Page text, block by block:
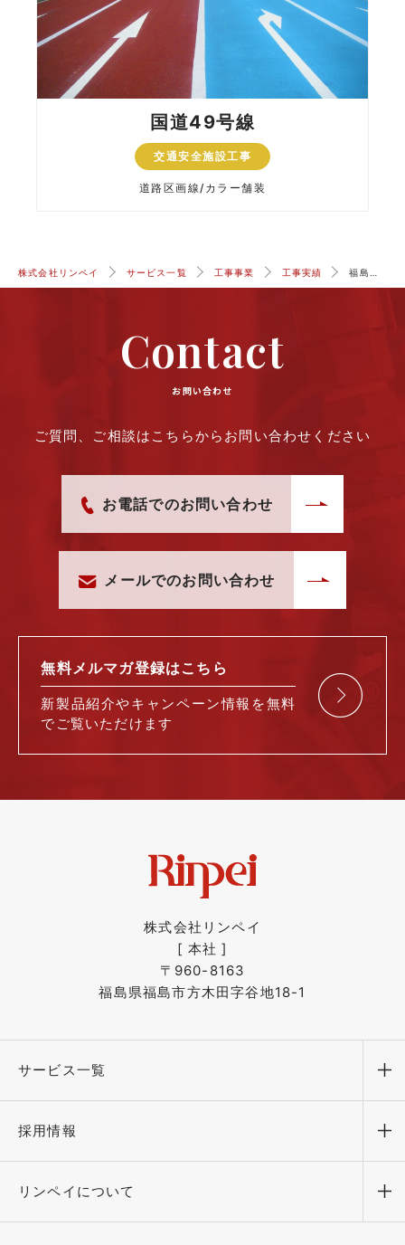
国道49号線
交通安全施設工事
道路区画線 カラー舗装
株式会社リンペイ サービス一覧 工事事業 工事実績 福島大笹生IC
Contact
お問い合わせ
ご質問、ご相談はこちらからお問い合わせください
お電話でのお問い合わせ
メールでのお問い合わせ
無料メルマガ登録はこちら
新製品紹介やキャンペーン情報を無料
で ご覧いただけます
株式会社リンペイ
[ 本社 ]
〒960-8163
福島県福島市方木田字谷地18-1
サービス一覧 メ
採用情報 メ
リンペイについて メ